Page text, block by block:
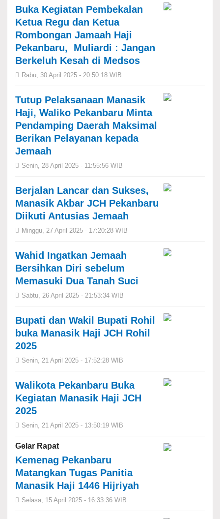
Buka Kegiatan Pembekalan
Ketua Regu dan Ketua
Rombongan Jamaah Haji
Pekanbaru, Muliardi : Jangan
Berkeluh Kesah di Medsos
Rabu, 30 April 2025 - 20:50:18 WIB
Tutup Pelaksanaan Manasik
Haji, Waliko Pekanbaru Minta
Pendamping Daerah Maksimal
Berikan Pelayanan kepada
Jemaah
Senin, 28 April 2025 - 11:55:56 WIB
Berjalan Lancar dan Sukses,
Manasik Akbar JCH Pekanbaru
Diikuti Antusias Jemaah
Minggu, 27 April 2025 - 17:20:28 WIB
Wahid Ingatkan Jemaah
Bersihkan Diri sebelum
Memasuki Dua Tanah Suci
Sabtu, 26 April 2025 - 21:53:34 WIB
Bupati dan Wakil Bupati Rohil
buka Manasik Haji JCH Rohil
2025
Senin, 21 April 2025 - 17:52:28 WIB
Walikota Pekanbaru Buka
Kegiatan Manasik Haji JCH
2025
Senin, 21 April 2025 - 13:50:19 WIB
Gelar Rapat
Kemenag Pekanbaru
Matangkan Tugas Panitia
Manasik Haji 1446 Hijriyah
Selasa, 15 April 2025 - 16:33:36 WIB